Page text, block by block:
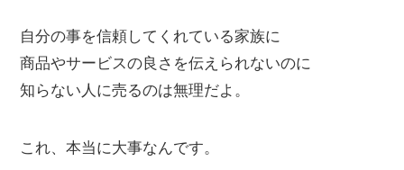
自分の事を信頼してくれている家族に
商品やサービスの良さを伝えられないのに
知らない人に売るのは無理だよ。
これ、本当に大事なんです。